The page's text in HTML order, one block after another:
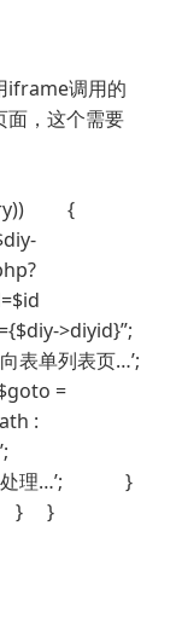
iframe调用的
面，这个需要
{
>diyid}”;
单列表页…’;
=
:
员处理…’; }
} }